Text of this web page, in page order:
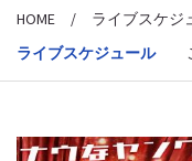
HOME /
ライブスケジ
ライブスケジュール